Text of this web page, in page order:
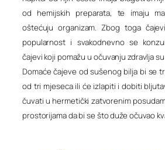
od hemijskih preparata, te imaju
oštećuju organizam. Zbog toga
popularnost i svakodnevno se
čajevi koji pomažu u očuvanju zdravlja
Domaće čajeve od sušenog bilja bi se
od tri mjeseca ili će izlapiti i dobiti
čuvati u hermetički zatvorenim
prostorijama da bi se što duže očuvao